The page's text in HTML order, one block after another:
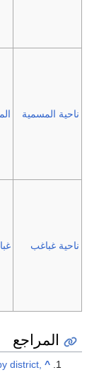
ناحية المسمية
ناحية غباغب
المراجع
^
district,